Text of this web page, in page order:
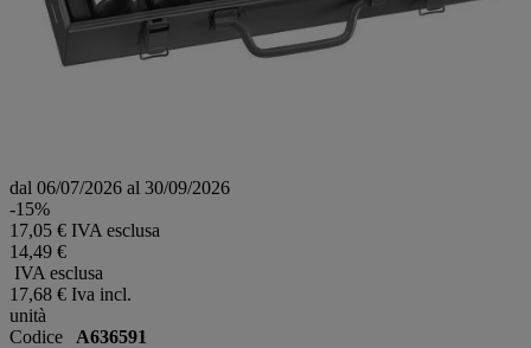
dal 06/07/2026 al 30/09/2026
-15%
17,05 € IVA esclusa
14,49 €
IVA esclusa
17,68 € Iva incl.
unità
Codice A636591